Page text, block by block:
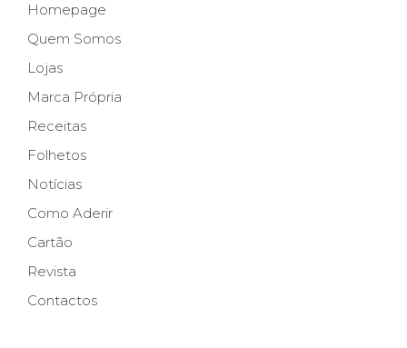
Homepage
Quem Somos
Lojas
Marca Própria
Receitas
Folhetos
Notícias
Como Aderir
Cartão
Revista
Contactos